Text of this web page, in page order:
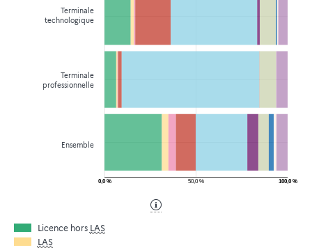
50,0 %
0,0 % 100,0 %
Terminale
technologique
Terminale
professionnelle
Ensemble
Licence hors LAS
LAS